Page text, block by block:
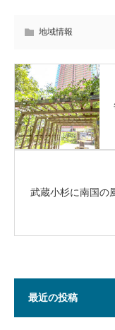
地域情報
武蔵小杉に南国の
最近の投稿